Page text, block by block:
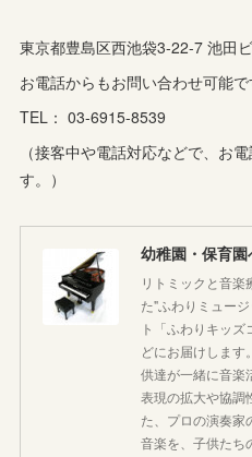
(10
(2)
(3)
(3)
東京都豊島区西池袋3-22-7 池田
お電話からもお問い合わせ可能で
TEL： 03-6915-8539
（接客中や電話対応などで、お
す。）
リトミックと音
た"ふわりミュー
ト「ふわりキッ
どにお届けしま
供達が一緒に音楽
表現の拡大や協調
た、プロの演奏家
音楽を、子供たち